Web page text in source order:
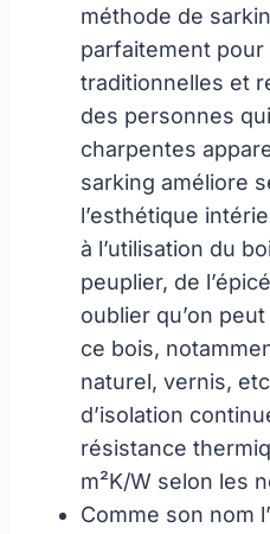
méthode de
parfaitement
traditionnelles et
des personnes
charpentes
sarking améliore
l’esthétique
à l’utilisation du
peuplier, de
oublier qu’on
ce bois,
naturel, vernis,
d’isolation
résistance
m²K/W selon les
Comme son nom